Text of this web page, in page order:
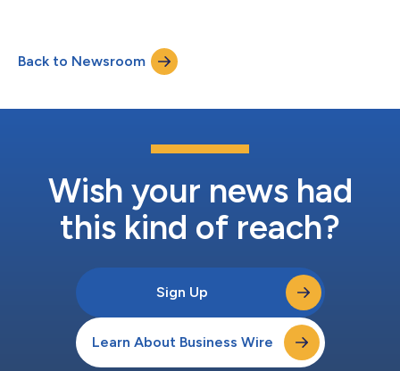
（Indorama Ventures Public Company Limited（IVL））
（Bloomberg ticker IVL.TB）は、フランスで世界初のPETバイオ
リサイクルプラントを建設するためのジョイントベンチャーに関
1。 インドラマ・ベンチャーズは、MOUに定められた包括的条件
1億1000万ユーロを投資する予定で2、最終的なエンジニアリン
グ文書と実現可能性調査の結果が待たれます。両当事者は、プロ
成させる意向を確認...
Back to Newsroom
Wish your news had
this kind of reach?
Sign Up
Learn About Business Wire